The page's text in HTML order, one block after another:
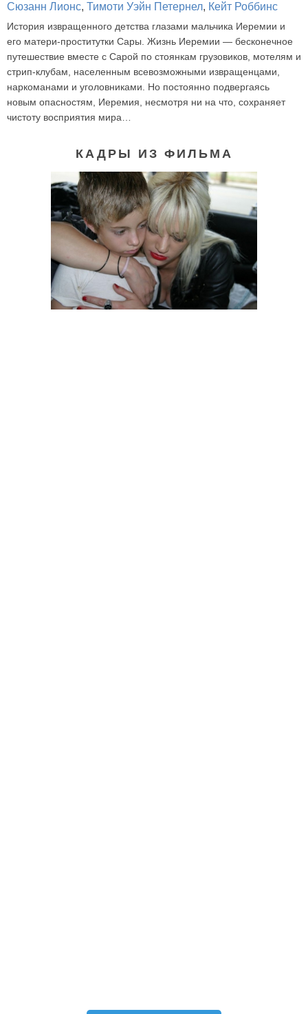
Сюзанн Лионс, Тимоти Уэйн Петернел, Кейт Роббинс
История извращенного детства глазами мальчика Иеремии и
его матери-проститутки Сары. Жизнь Иеремии — бесконечное
путешествие вместе с Сарой по стоянкам грузовиков, мотелям и
стрип-клубам, населенным всевозможными извращенцами,
наркоманами и уголовниками. Но постоянно подвергаясь
новым опасностям, Иеремия, несмотря ни на что, сохраняет
чистоту восприятия мира…
КАДРЫ ИЗ ФИЛЬМА